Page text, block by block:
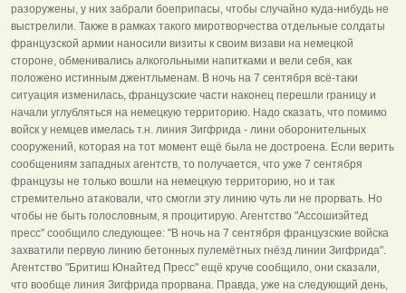
разоружены, у них забрали боеприпасы, чтобы случайно куда-нибудь не
выстрелили. Также в рамках такого миротворчества отдельные солдаты
французской армии наносили визиты к своим визави на немецкой
стороне, обменивались алкогольными напитками и вели себя, как
положено истинным джентльменам. В ночь на 7 сентября всё-таки
ситуация изменилась, французские части наконец перешли границу и
начали углубляться на немецкую территорию. Надо сказать, что помимо
войск у немцев имелась т.н. линия Зигфрида - лини оборонительных
сооружений, которая на тот момент ещё была не достроена. Если верить
сообщениям западных агентств, то получается, что уже 7 сентября
французы не только вошли на немецкую территорию, но и так
стремительно атаковали, что смогли эту линию чуть ли не прорвать. Но
чтобы не быть голословным, я процитирую. Агентство "Ассошиэйтед
пресс" сообщило следующее: "В ночь на 7 сентября французские войска
захватили первую линию бетонных пулемётных гнёзд линии Зигфрида".
Агентство "Бритиш Юнайтед Пресс" ещё круче сообщило, они сказали,
что вообще линия Зигфрида прорвана. Правда, уже на следующий день,